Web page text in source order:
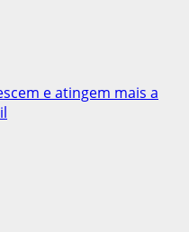
e atingem mais a